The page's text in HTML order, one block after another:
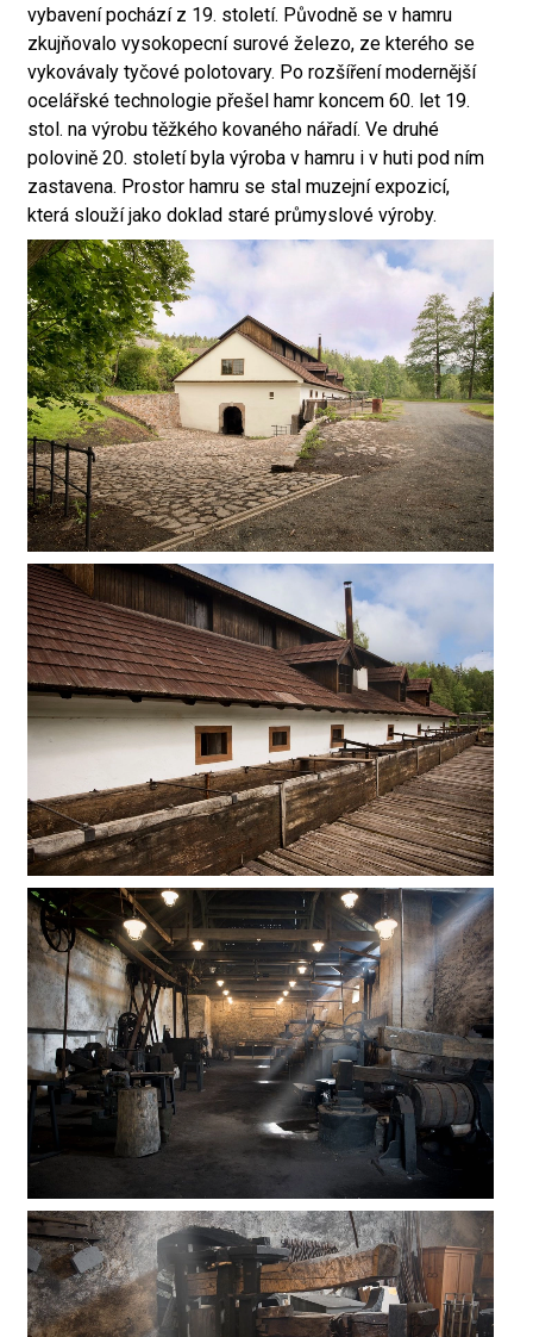
vybavení pochází z 19. století. Původně se v hamru
zkujňovalo vysokopecní surové železo, ze kterého se
vykovávaly tyčové polotovary. Po rozšíření modernější
ocelářské technologie přešel hamr koncem 60. let 19.
stol. na výrobu těžkého kovaného nářadí. Ve druhé
polovině 20. století byla výroba v hamru i v huti pod ním
zastavena. Prostor hamru se stal muzejní expozicí,
která slouží jako doklad staré průmyslové výroby.